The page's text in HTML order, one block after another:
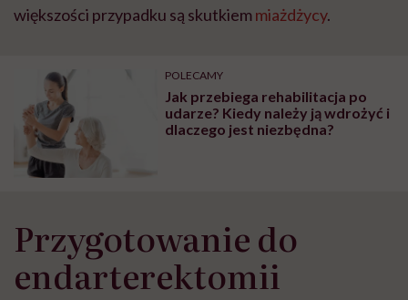
większości przypadku są skutkiemmiażdżycy.
POLECAMY
Jak przebiega rehabilitacja po
udarze? Kiedy należy ją wdrożyć i
dlaczego jest niezbędna?
Przygotowanie do
endarterektomii